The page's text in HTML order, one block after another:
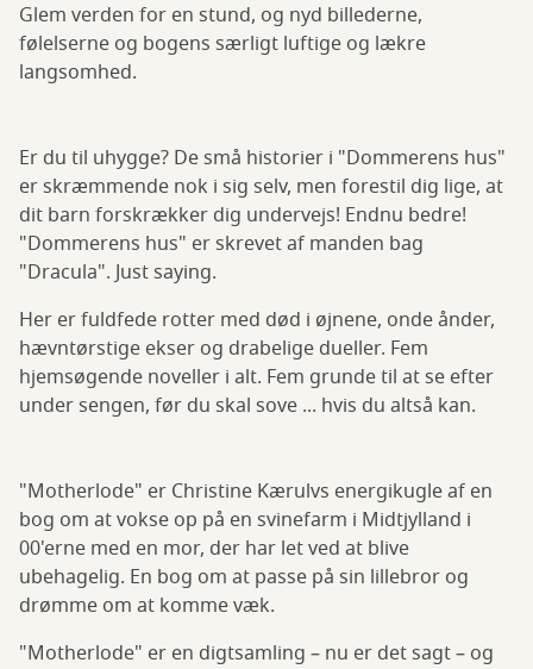
Glem verden for en stund, og nyd billederne,
følelserne og bogens særligt luftige og lækre
langsomhed.
Er du til uhygge? De små historier i "Dommerens hus"
er skræmmende nok i sig selv, men forestil dig lige, at
dit barn forskrækker dig undervejs! Endnu bedre!
"Dommerens hus" er skrevet af manden bag
"Dracula". Just saying.
Her er fuldfede rotter med død i øjnene, onde ånder,
hævntørstige ekser og drabelige dueller. Fem
hjemsøgende noveller i alt. Fem grunde til at se efter
under sengen, før du skal sove ... hvis du altså kan.
"Motherlode" er Christine Kærulvs energikugle af en
bog om at vokse op på en svinefarm i Midtjylland i
00'erne med en mor, der har let ved at blive
ubehagelig. En bog om at passe på sin lillebror og
drømme om at komme væk.
"Motherlode" er en digtsamling – nu er det sagt – og